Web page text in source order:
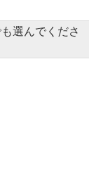
選んでくださ